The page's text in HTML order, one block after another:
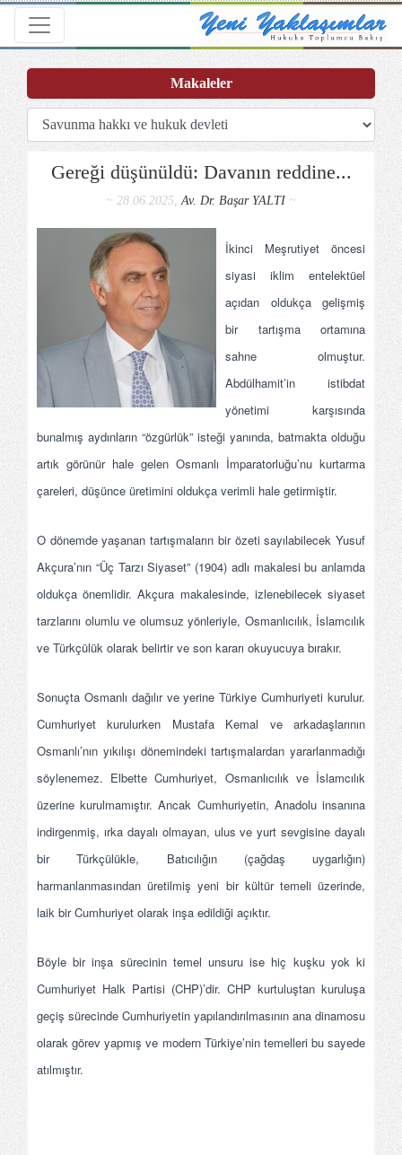
Toggle navigation
Gereği düşünüldü: Davanın reddine...
~ 28.06.2025,Av. Dr. Başar YALTI ~
İkinci Meşrutiyet öncesi
siyasi iklim entelektüel
açıdan oldukça gelişmiş
bir tartışma ortamına
sahne olmuştur.
Abdülhamit’in istibdat
yönetimi karşısında
bunalmış aydınların “özgürlük” isteği yanında, batmakta olduğu
artık görünür hale gelen Osmanlı İmparatorluğu’nu kurtarma
çareleri, düşünce üretimini oldukça verimli hale getirmiştir.
O dönemde yaşanan tartışmaların bir özeti sayılabilecek Yusuf
Akçura’nın “Üç Tarzı Siyaset” (1904) adlı makalesi bu anlamda
oldukça önemlidir. Akçura makalesinde, izlenebilecek siyaset
tarzlarını olumlu ve olumsuz yönleriyle, Osmanlıcılık, İslamcılık
ve Türkçülük olarak belirtir ve son kararı okuyucuya bırakır.
Sonuçta Osmanlı dağılır ve yerine Türkiye Cumhuriyeti kurulur.
Cumhuriyet kurulurken Mustafa Kemal ve arkadaşlarının
Osmanlı’nın yıkılışı dönemindeki tartışmalardan yararlanmadığı
söylenemez. Elbette Cumhuriyet, Osmanlıcılık ve İslamcılık
üzerine kurulmamıştır. Ancak Cumhuriyetin, Anadolu insanına
indirgenmiş, ırka dayalı olmayan, ulus ve yurt sevgisine dayalı
bir Türkçülükle, Batıcılığın (çağdaş uygarlığın)
harmanlanmasından üretilmiş yeni bir kültür temeli üzerinde,
laik bir Cumhuriyet olarak inşa edildiği açıktır.
Böyle bir inşa sürecinin temel unsuru ise hiç kuşku yok ki
Cumhuriyet Halk Partisi (CHP)’dir. CHP kurtuluştan kuruluşa
geçiş sürecinde Cumhuriyetin yapılandırılmasının ana dinamosu
olarak görev yapmış ve modern Türkiye’nin temelleri bu sayede
atılmıştır.
Makaleler